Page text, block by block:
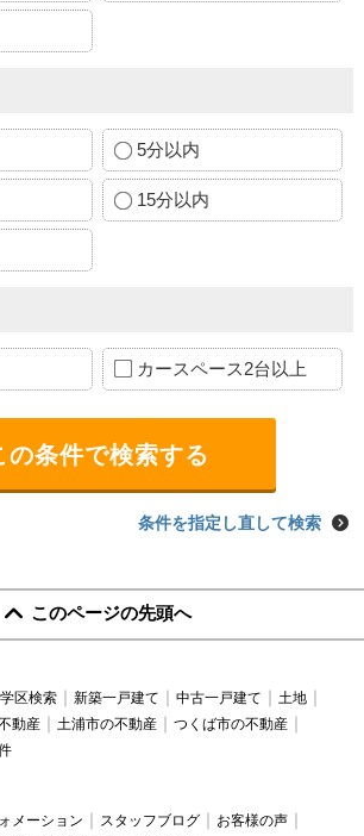
5分以内
15分以内
カースペース2台以上
条件を指定し直して検索
このページの先頭へ
学区検索 新築一戸建て 中古一戸建て
土地
動産 土浦市の不動産
つくば市の不動産
メーション スタッフブログ
お客様の声